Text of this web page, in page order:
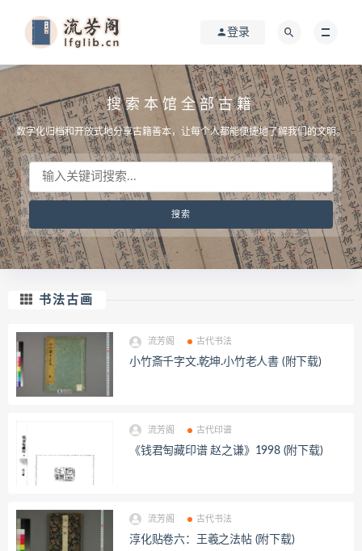
登录
搜索本馆全部古籍
数字化归档和开放式地分享古籍善本，让每个人都能便捷地了解我们的文明。
书法古画
流芳阁 古代书法
小竹斎千字文.乾坤.小竹老人書 (附下载)
流芳阁 古代印谱
《钱君匋藏印谱 赵之谦》1998 (附下载)
流芳阁 古代书法
淳化贴卷六：王羲之法帖 (附下载)